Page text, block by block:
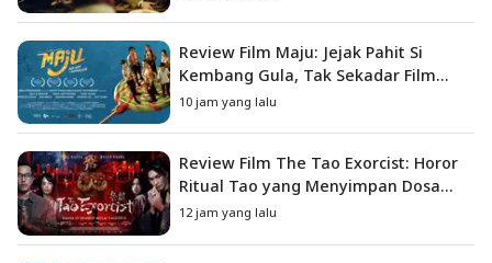
Review Film Maju: Jejak Pahit Si
Kembang Gula, Tak Sekadar Film
Petualangan Anak
10 jam yang lalu
Review Film The Tao Exorcist: Horor
Ritual Tao yang Menyimpan Dosa
Masa Lalu
12 jam yang lalu